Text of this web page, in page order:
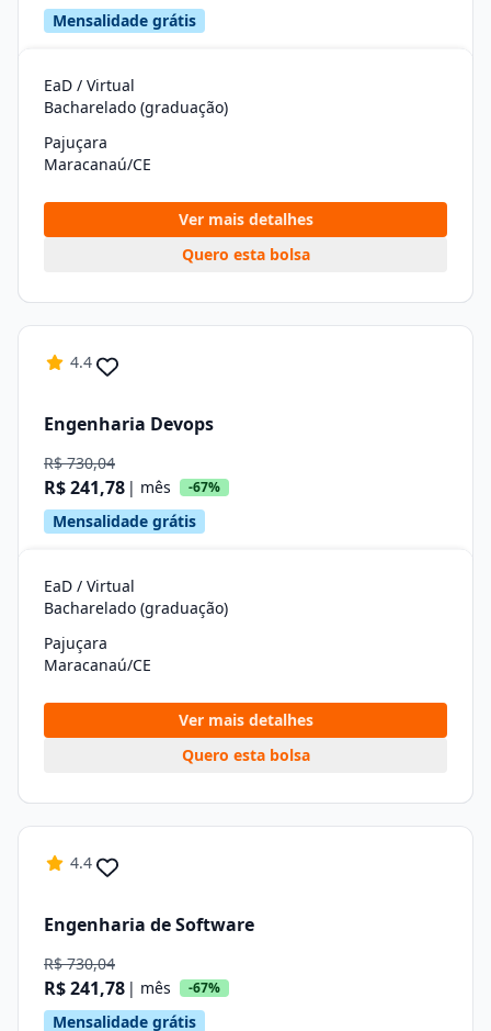
Mensalidade grátis
EaD / Virtual
Bacharelado (graduação)
Pajuçara
Maracanaú/CE
Ver mais detalhes
Quero esta bolsa
4.4
Engenharia Devops
R$ 730,04
R$ 241,78 | mês -67%
Mensalidade grátis
EaD / Virtual
Bacharelado (graduação)
Pajuçara
Maracanaú/CE
Ver mais detalhes
Quero esta bolsa
4.4
Engenharia de Software
R$ 730,04
R$ 241,78 | mês -67%
Mensalidade grátis